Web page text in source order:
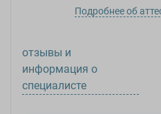
Подробнее об
отзывы и
информация о
специалисте